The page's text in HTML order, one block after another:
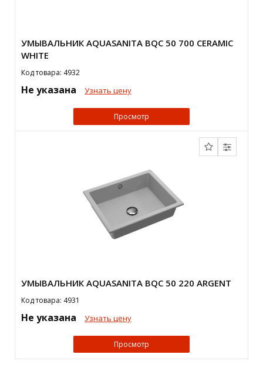
УМЫВАЛЬНИК AQUASANITA BQС 50 700 CERAMIC
WHITE
Код товара: 4932
Не указана Узнать цену
Просмотр
УМЫВАЛЬНИК AQUASANITA BQС 50 220 ARGENT
Код товара: 4931
Не указана Узнать цену
Просмотр